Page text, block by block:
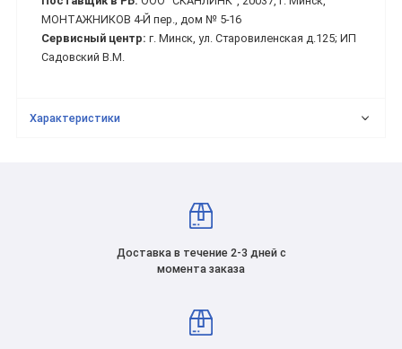
МОНТАЖНИКОВ 4-Й пер., дом № 5-16
Сервисный центр: г. Минск, ул. Старовиленская д.125; ИП
Садовский В.М.
Характеристики
Доставка в течение 2-3 дней с
момента заказа